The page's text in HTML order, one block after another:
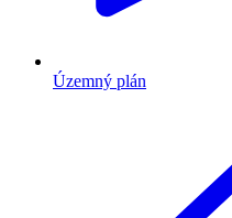
Územný plán